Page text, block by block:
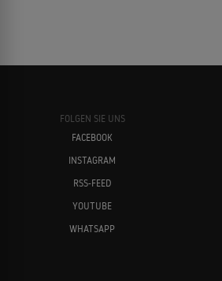
FOLGEN SIE UNS
FACEBOOK
INSTAGRAM
RSS-FEED
YOUTUBE
WHATSAPP